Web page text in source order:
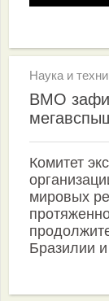
Наука и
ВМО
Комитет
мировых
Бразилии и